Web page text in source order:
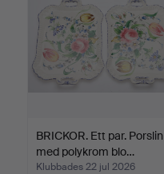
BRICKOR. Ett par. Porslin
med polykrom blo…
Klubbades 22 jul 2026